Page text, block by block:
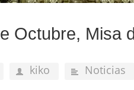
Octubre, Misa
kiko Noticias